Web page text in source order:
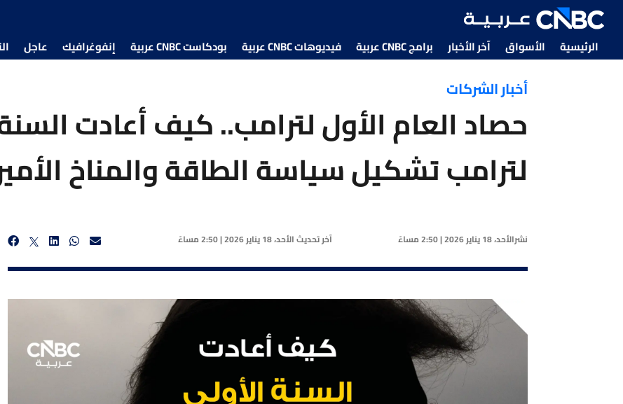
الرئيسية الأسواق آخر الأخبار برامج CNBC عربية فيديوهات CNBC عربية بودكاست CNBC عربية إنفوغرافيك عاجل
أخبار الشركات
حصاد العام الأول لترامب.. كيف أعادت
لترامب تشكيل سياسة الطاقة والمناخ
نشرالأحد، 18 يناير 2026 | 2:50 مساءً آخر تحديثالأحد، 18 يناير 2026 | 2:50 مساءً